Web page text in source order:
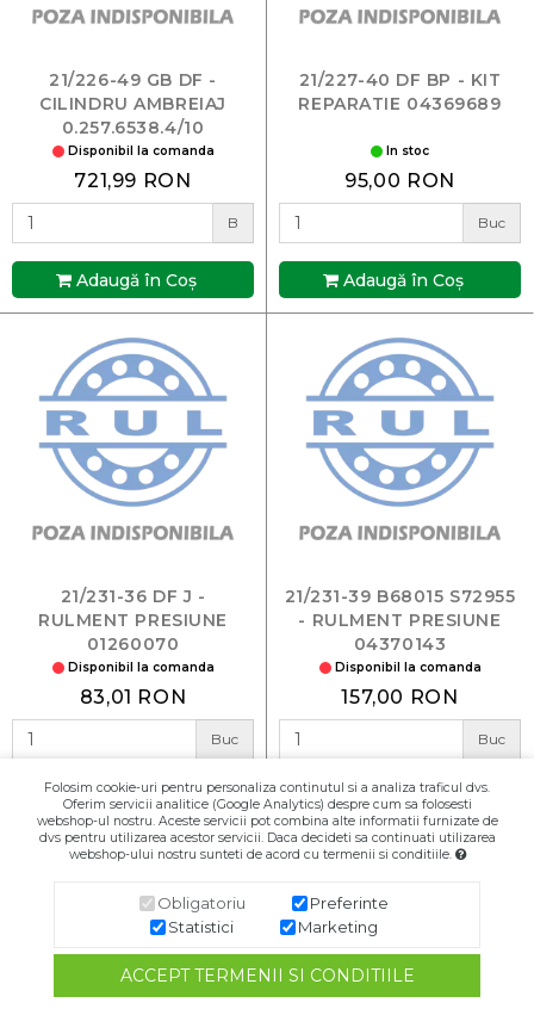
21/226-49 GB DF -
CILINDRU AMBREIAJ
0.257.6538.4/10
Disponibil la comanda
721,99 RON
B
Adaugă în Coş
21/227-40 DF BP - KIT
REPARATIE 04369689
In stoc
95,00 RON
Buc
Adaugă în Coş
21/231-36 DF J -
RULMENT PRESIUNE
01260070
Disponibil la comanda
83,01 RON
Buc
Adaugă în Coş
21/231-39 B68015 S72955
- RULMENT PRESIUNE
04370143
Disponibil la comanda
157,00 RON
Buc
Adaugă în Coş
Folosim cookie-uri pentru personaliza continutul si a analiza traficul dvs.
Oferim servicii analitice (Google Analytics) despre cum sa folosesti
webshop-ul nostru. Aceste servicii pot combina alte informatii furnizate de
dvs pentru utilizarea acestor servicii. Daca decideti sa continuati utilizarea
webshop-ului nostru sunteti de acord cu termenii si conditiile.
Obligatoriu
Preferinte
Statistici
Marketing
ACCEPT TERMENII SI CONDITIILE